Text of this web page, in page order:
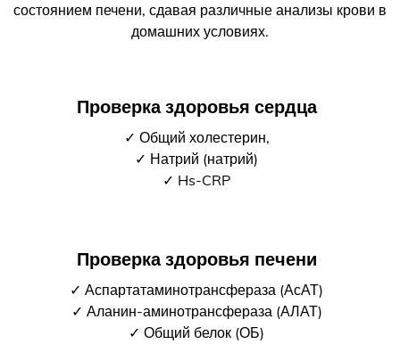
состоянием печени, сдавая различные анализы крови в
домашних условиях.
Проверка здоровья сердца
✓ Общий холестерин,
✓ Натрий (натрий)
✓ Hs-CRP
Проверка здоровья печени
✓ Аспартатаминотрансфераза (АсАТ)
✓ Аланин-аминотрансфераза (АЛАТ)
✓ Общий белок (ОБ)